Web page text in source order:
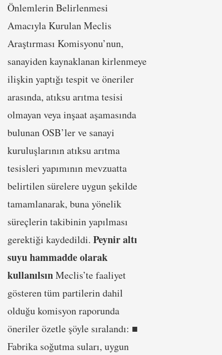
Önlemlerin Belirlenmesi
Amacıyla Kurulan Meclis
Araştırması Komisyonu’nun,
sanayiden kaynaklanan kirlenmeye
ilişkin yaptığı tespit ve öneriler
arasında, atıksu arıtma tesisi
olmayan veya inşaat aşamasında
bulunan OSB’ler ve sanayi
kuruluşlarının atıksu arıtma
tesisleri yapımının mevzuatta
belirtilen sürelere uygun şekilde
tamamlanarak, buna yönelik
süreçlerin takibinin yapılması
gerektiği kaydedildi. Peynir altı
suyu hammadde olarak
kullanılsınMeclis’te faaliyet
gösteren tüm partilerin dahil
olduğu komisyon raporunda
öneriler özetle şöyle sıralandı: ■
Fabrika soğutma suları, uygun